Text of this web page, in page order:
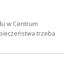
w Centrum
trzeba